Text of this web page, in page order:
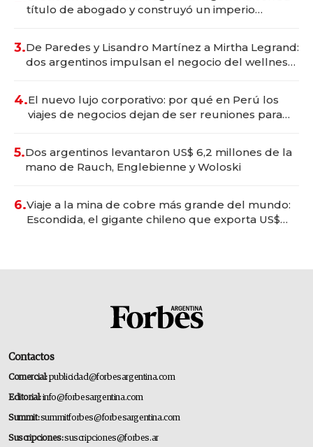
título de abogado y construyó un imperio
3.De Paredes y Lisandro Martínez a Mirtha Legrand:
dos argentinos impulsan el negocio del wellness
4.El nuevo lujo corporativo: por qué en Perú los
viajes de negocios dejan de ser reuniones para
5.Dos argentinos levantaron US$ 6,2 millones de la
mano de Rauch, Englebienne y Woloski
6.Viaje a la mina de cobre más grande del mundo:
Escondida, el gigante chileno que exporta US$
Contactos
Comercial:publicidad@forbesargentina.com
Editorial:info@forbesargentina.com
Summit:summitforbes@forbesargentina.com
Suscripciones:suscripciones@forbes.ar